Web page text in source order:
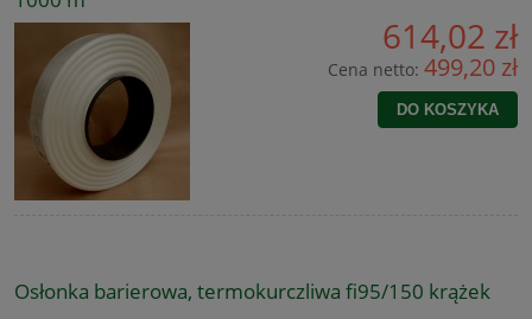
614,02 zł
Cena netto: 499,20 zł
DO KOSZYKA
Osłonka barierowa, termokurczliwa fi95/150 krążek